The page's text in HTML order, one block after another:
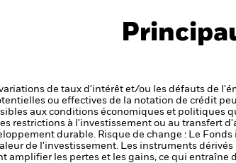
de taux d'intérêt et/ou les défauts de
ou effectives de la notation de crédit
aux conditions économiques et politiques
restrictions à l'investissement ou au transfert
durable. Risque de change : Le
de l'investissement. Les instruments
amplifier les pertes et les gains, ce qui